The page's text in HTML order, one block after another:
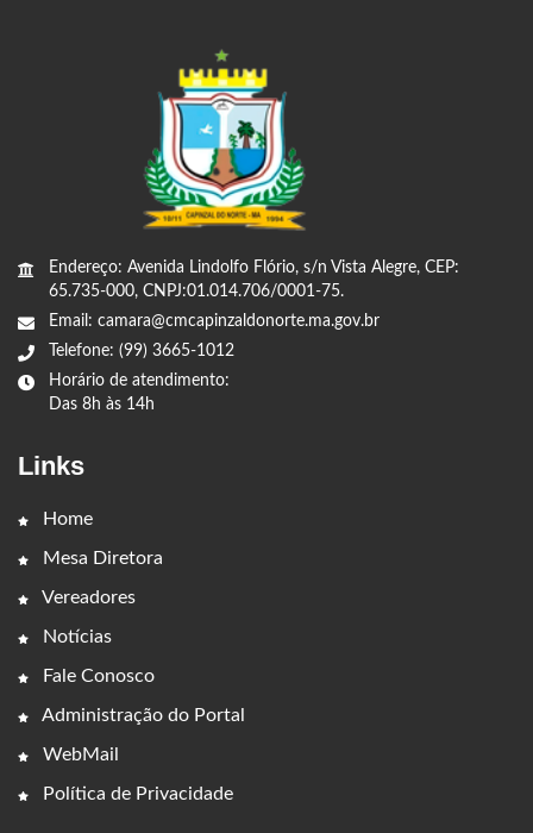
Endereço: Avenida Lindolfo Flório, s/n Vista Alegre, CEP:
65.735-000, CNPJ:01.014.706/0001-75.
Email: camara@cmcapinzaldonorte.ma.gov.br
Telefone: (99) 3665-1012
Horário de atendimento:
Das 8h às 14h
Links
Home
Mesa Diretora
Vereadores
Notícias
Fale Conosco
Administração do Portal
WebMail
Política de Privacidade